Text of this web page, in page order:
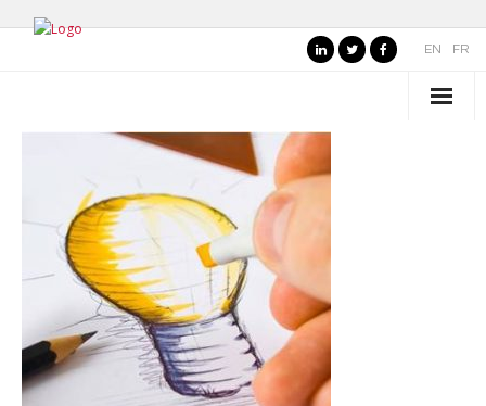
FR
EN
QUI SOMMES-NOUS ?
- Nos valeurs
- Pourquoi "semioTiPS" ?
- La fondatrice
- Partenaires
SECTEURS D’EXPERTISE